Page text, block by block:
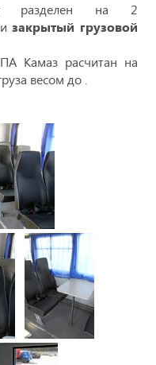
на 2
изакрытый грузовой
Камаз расчитан на
весом до .